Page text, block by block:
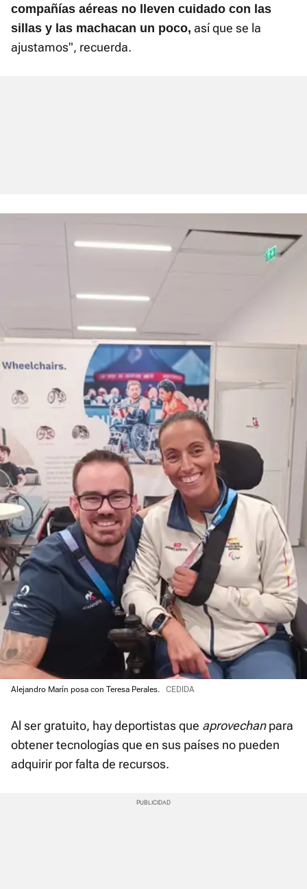
compañías aéreas no lleven cuidado con las
sillas y las machacan un poco, así que se la
ajustamos", recuerda.
Alejandro Marín posa con Teresa Perales. CEDIDA
Al ser gratuito, hay deportistas que aprovechanpara
obtener tecnologías que en sus países no pueden
adquirir por falta de recursos.